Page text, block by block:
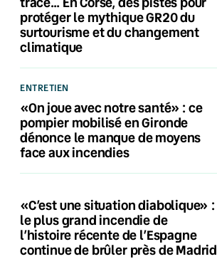
protéger le mythique GR20 du
surtourisme et du changement
climatique
ENTRETIEN
«On joue avec notre santé» : ce
pompier mobilisé en Gironde
dénonce le manque de moyens
face aux incendies
«C’est une situation diabolique» :
le plus grand incendie de
l’histoire récente de l’Espagne
continue de brûler près de Madrid